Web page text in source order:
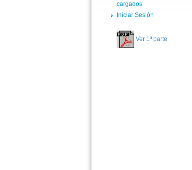
cargados
Iniciar Sesión
Ver 1ª parte